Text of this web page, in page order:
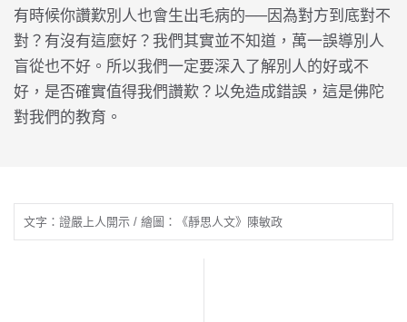
有時候你讚歎別人也會生出毛病的──因為對方到底對不
對？有沒有這麼好？我們其實並不知道，萬一誤導別人
盲從也不好。所以我們一定要深入了解別人的好或不
好，是否確實值得我們讚歎？以免造成錯誤，這是佛陀
對我們的教育。
文字：證嚴上人開示 / 繪圖：《靜思人文》陳敏政